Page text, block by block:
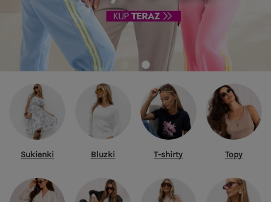
Sukienki Bluzki T-shirty Topy